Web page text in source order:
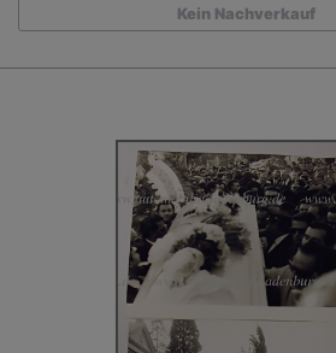
Kein Nachverkauf